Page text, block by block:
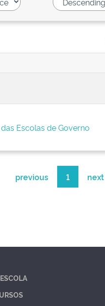
Escolas de Governo
previous 1 next